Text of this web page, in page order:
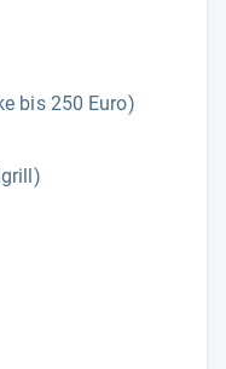
bis 250 Euro)